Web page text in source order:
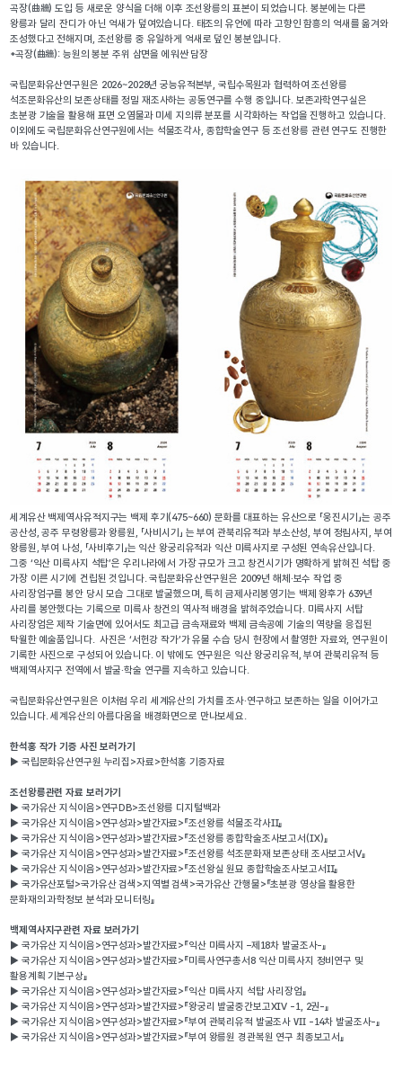
곡장(曲牆) 도입 등 새로운 양식을 더해 이후 조선왕릉의 표본이 되었습니다. 봉분에는 다른
왕릉과 달리 잔디가 아닌 억새가 덮여있습니다. 태조의 유언에 따라 고향인 함흥의 억새를 옮겨와
조성했다고 전해지며, 조선왕릉 중 유일하게 억새로 덮인 봉분입니다.
*곡장(曲牆): 능원의 봉분 주위 삼면을 에워싼 담장
국립문화유산연구원은 2026~2028년 궁능유적본부, 국립수목원과 협력하여 조선왕릉
석조문화유산의 보존상태를 정밀 재조사하는 공동연구를 수행 중입니다. 보존과학연구실은
초분광 기술을 활용해 표면 오염물과 미세 지의류 분포를 시각화하는 작업을 진행하고 있습니다.
이외에도 국립문화유산연구원에서는 석물조각사, 종합학술연구 등 조선왕릉 관련 연구도 진행한
바 있습니다.
세계유산 백제역사유적지구는 백제 후기(475~660) 문화를 대표하는 유산으로 「웅진시기」는 공주
공산성, 공주 무령왕릉과 왕릉원, 「사비시기」 는 부여 관북리유적과 부소산성, 부여 정림사지, 부여
왕릉원, 부여 나성, 「사비후기」는 익산 왕궁리유적과 익산 미륵사지로 구성된 연속유산입니다.
그중 ‘익산 미륵사지 석탑’은 우리나라에서 가장 규모가 크고 창건시기가 명확하게 밝혀진 석탑 중
가장 이른 시기에 건립된 것입니다. 국립문화유산연구원은 2009년 해체·보수 작업 중
사리장엄구를 봉안 당시 모습 그대로 발굴했으며, 특히 금제사리봉영기는 백제 왕후가 639년
사리를 봉안했다는 기록으로 미륵사 창건의 역사적 배경을 밝혀주었습니다. 미륵사지 서탑
사리장엄은 제작 기술면에 있어서도 최고급 금속재료와 백제 금속공예 기술의 역량을 응집된
탁월한 예술품입니다.  사진은 ‘서헌강 작가’가 유물 수습 당시 현장에서 촬영한 자료와, 연구원이
기록한 사진으로 구성되어 있습니다. 이 밖에도 연구원은 익산 왕궁리유적, 부여 관북리유적 등
백제역사지구 전역에서 발굴·학술 연구를 지속하고 있습니다.
국립문화유산연구원은 이처럼 우리 세계유산의 가치를 조사·연구하고 보존하는 일을 이어가고
있습니다. 세계유산의 아름다움을 배경화면으로 만나보세요.
한석홍 작가 기증 사진 보러가기
▶ 국립문화유산연구원 누리집>자료>한석홍 기증자료
조선왕릉관련 자료 보러가기
▶ 국가유산 지식이음>연구DB>조선왕릉 디지털백과
▶ 국가유산 지식이음>연구성과>발간자료>『조선왕릉 석물조각사Ⅱ』
▶ 국가유산 지식이음>연구성과>발간자료>『조선왕릉 종합학술조사보고서(Ⅸ)』
▶ 국가유산 지식이음>연구성과>발간자료>『조선왕릉 석조문화재 보존상태 조사보고서Ⅴ』
▶ 국가유산 지식이음>연구성과>발간자료>『조선왕실 원묘 종합학술조사보고서Ⅱ』
▶ 국가유산포털>국가유산 검색>지역별 검색>국가유산 간행물>『초분광 영상을 활용한
문화재의 과학정보 분석과 모니터링』
백제역사지구관련 자료 보러가기
▶ 국가유산 지식이음>연구성과>발간자료>『익산 미륵사지 –제18차 발굴조사-』
▶ 국가유산 지식이음>연구성과>발간자료>『미륵사연구총서8 익산 미륵사지 정비연구 및
활용계획 기본구상』
▶ 국가유산 지식이음>연구성과>발간자료>『익산 미륵사지 석탑 사리장엄』
▶ 국가유산 지식이음>연구성과>발간자료>『왕궁리 발굴중간보고ⅩⅣ -1, 2권-』
▶ 국가유산 지식이음>연구성과>발간자료>『부여 관북리유적 발굴조사 Ⅶ -14차 발굴조사-』
▶ 국가유산 지식이음>연구성과>발간자료>『부여 왕릉원 경관복원 연구 최종보고서』